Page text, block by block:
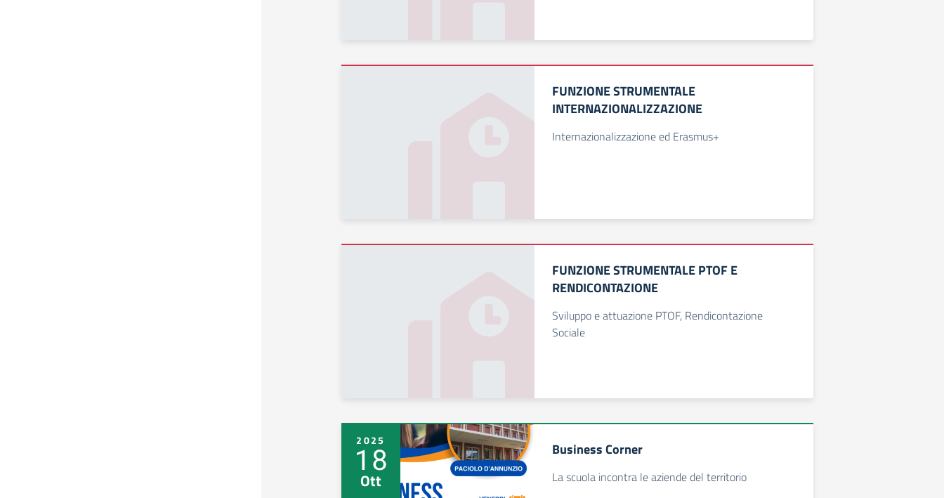
FUNZIONE STRUMENTALE
INTERNAZIONALIZZAZIONE
Internazionalizzazione ed Erasmus+
FUNZIONE STRUMENTALE PTOF E
RENDICONTAZIONE
Sviluppo e attuazione PTOF, Rendicontazione
Sociale
2025
18
Ott
Business Corner
La scuola incontra le aziende del territorio